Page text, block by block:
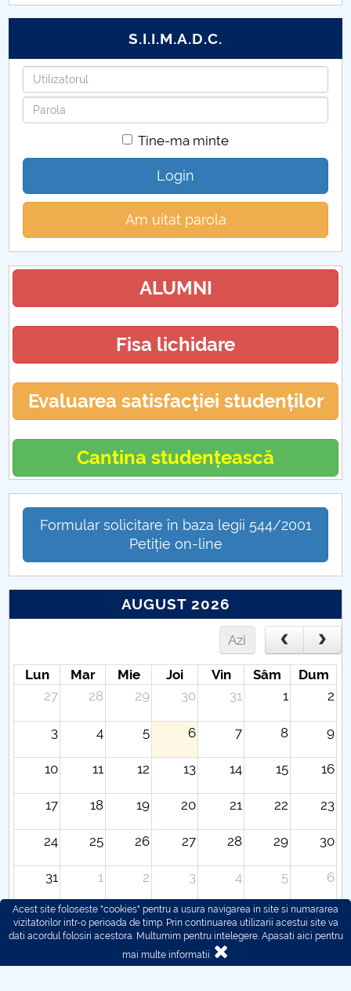
S.I.I.M.A.D.C.
Utilizatorul
Parola
Tine-ma minte
Login
Am uitat parola
ALUMNI
Fisa lichidare
Evaluarea satisfacției studenților
Cantina studențească
Formular solicitare în baza legii 544/2001
Petiție on-line
AUGUST 2026
Azi
Lun Mar Mie Joi Vin Sâm
Dum
27
28 29 30 31 1 2
3 4 5 6 7 8 9
10 11 12 13 14 15 16
17 18 19 20 21 22 23
24 25 26 27 28 29 30
31 1 2 3 4 5 6
Acest site foloseste "cookies" pentru a usura navigarea in site si numararea
vizitatorilor intr-o perioada de timp. Prin continuarea utilizarii acestui site va
dati acordul folosiri acestora. Multumim pentru intelegere. Apasati aici pentru
mai multe informatii.